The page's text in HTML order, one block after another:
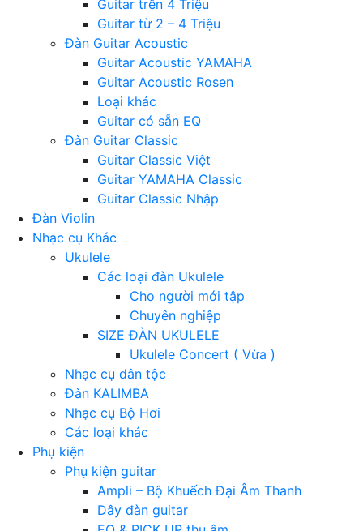
Guitar trên 4 Triệu
Guitar từ 2 – 4 Triệu
Đàn Guitar Acoustic
Guitar Acoustic YAMAHA
Guitar Acoustic Rosen
Loại khác
Guitar có sẵn EQ
Đàn Guitar Classic
Guitar Classic Việt
Guitar YAMAHA Classic
Guitar Classic Nhập
Đàn Violin
Nhạc cụ Khác
Ukulele
Các loại đàn Ukulele
Cho người mới tập
Chuyên nghiệp
SIZE ĐÀN UKULELE
Ukulele Concert ( Vừa )
Nhạc cụ dân tộc
Đàn KALIMBA
Nhạc cụ Bộ Hơi
Các loại khác
Phụ kiện
Phụ kiện guitar
Ampli – Bộ Khuếch Đại Âm Thanh
Dây đàn guitar